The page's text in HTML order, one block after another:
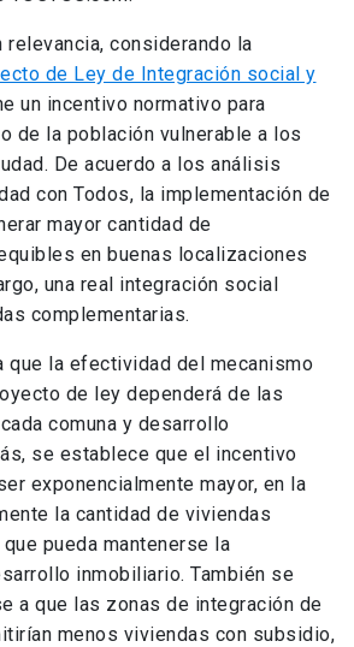
considerando la
de Ley de Integración social y
un incentivo normativo para
de la población vulnerable a los
De acuerdo a los análisis
con Todos, la implementación de
mayor cantidad de
en buenas localizaciones
una real integración social
complementarias.
que la efectividad del mecanismo
de ley dependerá de las
comuna y desarrollo
se establece que el incentivo
exponencialmente mayor, en la
la cantidad de viviendas
pueda mantenerse la
inmobiliario. También se
a que las zonas de integración de
menos viviendas con subsidio,